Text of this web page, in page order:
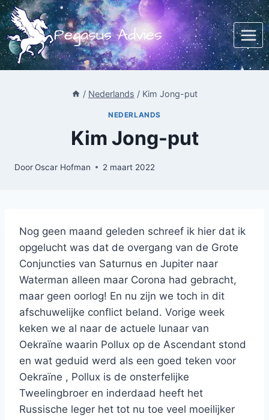
Doorgaan
naar
inhoud
Pegasus Advies
/ Nederlands / Kim Jong-put
NEDERLANDS
Kim Jong-put
DoorOscar Hofman 2 maart 2022
Nog geen maand geleden schreef ik hier dat ik
opgelucht was dat de overgang van de Grote
Conjuncties van Saturnus en Jupiter naar
Waterman alleen maar Corona had gebracht,
maar geen oorlog! En nu zijn we toch in dit
afschuwelijke conflict beland. Vorige week
keken we al naar de actuele lunaar van
Oekraïne waarin Pollux op de Ascendant stond
en wat geduid werd als een goed teken voor
Oekraïne , Pollux is de onsterfelijke
Tweelingbroer en inderdaad heeft het
Russische leger het tot nu toe veel moeilijker